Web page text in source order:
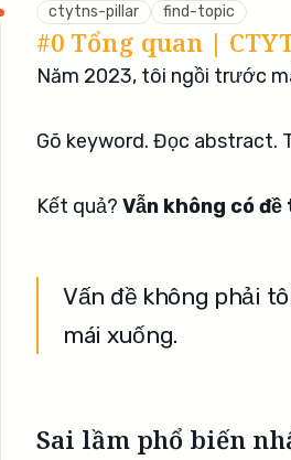
ctytns-pillar find-topic
#0 Tổng quan |
Năm 2023, tôi ngồi trước
Gõ keyword. Đọc abstract.
Kết quả? Vẫn không có đề
Vấn đề không phải
mái xuống.
Sai lầm phổ biến